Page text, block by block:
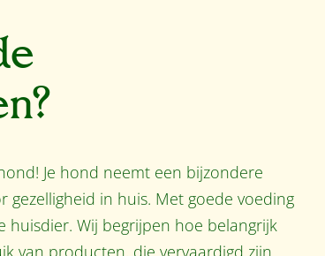
Je hond neemt een bijzondere
in huis. Met goede voeding
huisdier. Wij begrijpen hoe belangrijk
van producten, die vervaardigd zijn